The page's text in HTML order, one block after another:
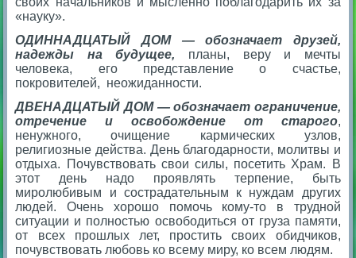
«науку».
ОДИННАДЦАТЫЙ ДОМ — обозначает друзей,
надежды на будущее, планы, веру и мечты
человека, его представление о счастье,
покровителей, неожиданности.
ДВЕНАДЦАТЫЙ ДОМ — обозначает ограничение,
отречение и освобождение от старого,
ненужного, очищение кармических узлов,
религиозные действа. День благодарности, молитвы и
отдыха. Почувствовать свои силы, посетить Храм. В
этот день надо проявлять терпение, быть
миролюбивым и сострадательным к нуждам других
людей. Очень хорошо помочь кому-то в трудной
ситуации и полностью освободиться от груза памяти,
от всех прошлых лет, простить своих обидчиков,
почувствовать любовь ко всему миру, ко всем людям.